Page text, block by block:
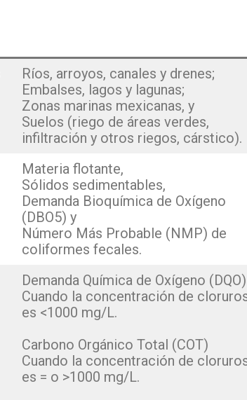
Ríos, arroyos, canales y drenes;
Embalses, lagos y lagunas;
Zonas marinas mexicanas, y
Suelos (riego de áreas verdes,
infiltración y otros riegos, cárstico).
Materia flotante,
Sólidos sedimentables,
Demanda Bioquímica de Oxígeno
(DBO5) y
Número Más Probable (NMP) de
coliformes fecales.
Demanda Química de Oxígeno (DQO)
Cuando la concentración de
es <1000 mg/L.
Carbono Orgánico Total (COT)
Cuando la concentración de
es = o >1000 mg/L.